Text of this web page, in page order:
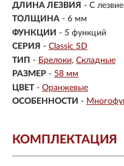
ДЛИНА ЛЕЗВИЯ - С
ТОЛЩИНА - 6 мм
ФУНКЦИИ - 5 функций
СЕРИЯ - Classic SD
ТИП - Брелоки Складные
РАЗМЕР - 58 мм
ЦВЕТ - Оранжевые
ОСОБЕННОСТИ -
КОМПЛЕКТАЦИЯ